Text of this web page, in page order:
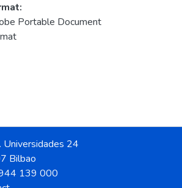
Portable Document
Universidades 24
Bilbao
139 000